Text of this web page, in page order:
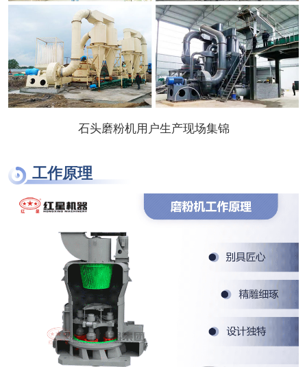
石头磨粉机用户生产现场集锦
工作原理